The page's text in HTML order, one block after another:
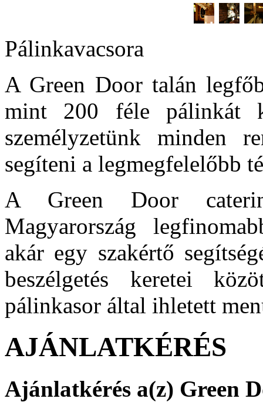
Pálinkavacsora
A Green Door talán
mint 200 féle pálinkát
személyzetünk minden
segíteni a legmegfelelőbb
A Green Door
Magyarország
akár egy szakértő
beszélgetés keretei
pálinkasor által ihletett
AJÁNLATKÉRÉS
Ajánlatkérés a(z) Green